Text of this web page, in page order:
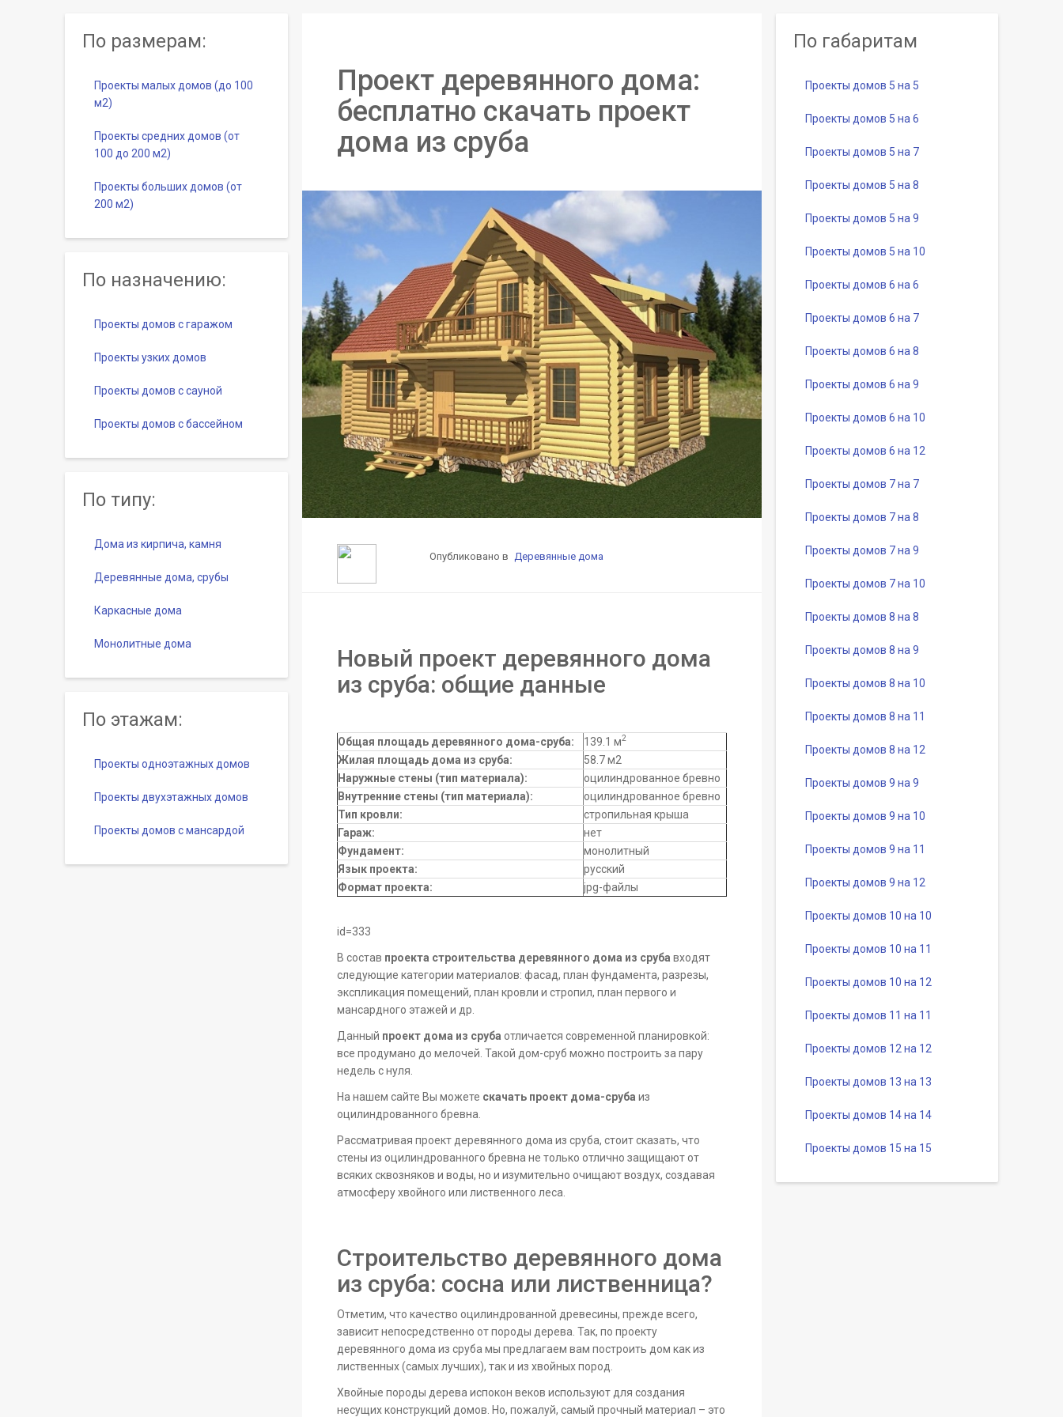
Проект деревянного дома:
бесплатно скачать проект
дома из сруба
Опубликовано в Деревянные дома
Новый проект деревянного дома
из сруба: общие данные
Общая площадь деревянного дома-сруба: 139.1 м2
Жилая площадь дома из сруба:
58.7 м2
Наружные стены (тип материала):
оцилиндрованное бревно
Внутренние стены (тип материала):
оцилиндрованное бревно
Тип кровли:
стропильная крыша
Гараж:
нет
Фундамент:
монолитный
Язык проекта:
русский
Формат проекта:
jpg-файлы
id=333
В состав проекта строительства деревянного дома из сруба входят
следующие категории материалов: фасад, план фундамента, разрезы,
экспликация помещений, план кровли и стропил, план первого и
мансардного этажей и др.
Данный проект дома из сруба отличается современной планировкой:
все продумано до мелочей. Такой дом-сруб можно построить за пару
недель с нуля.
На нашем сайте Вы можете скачать проект дома-сруба из
оцилиндрованного бревна.
Рассматривая проект деревянного дома из сруба, стоит сказать, что
стены из оцилиндрованного бревна не только отлично защищают от
всяких сквозняков и воды, но и изумительно очищают воздух, создавая
атмосферу хвойного или лиственного леса.
Строительство деревянного дома
из сруба: сосна или лиственница?
Отметим, что качество оцилиндрованной древесины, прежде всего,
зависит непосредственно от породы дерева. Так, по проекту
деревянного дома из сруба мы предлагаем вам построить дом как из
лиственных (самых лучших), так и из хвойных пород.
Хвойные породы дерева испокон веков используют для создания
несущих конструкций домов. Но, пожалуй, самый прочный материал – это
По размерам:
Проекты малых домов (до 100
м2)
Проекты средних домов (от
100 до 200 м2)
Проекты больших домов (от
200 м2)
По назначению:
Проекты домов с гаражом
Проекты узких домов
Проекты домов с сауной
Проекты домов с бассейном
По типу:
Дома из кирпича, камня
Деревянные дома, срубы
Каркасные дома
Монолитные дома
По этажам:
Проекты одноэтажных домов
Проекты двухэтажных домов
Проекты домов с мансардой
По габаритам
Проекты домов 5 на 5
Проекты домов 5 на 6
Проекты домов 5 на 7
Проекты домов 5 на 8
Проекты домов 5 на 9
Проекты домов 5 на 10
Проекты домов 6 на 6
Проекты домов 6 на 7
Проекты домов 6 на 8
Проекты домов 6 на 9
Проекты домов 6 на 10
Проекты домов 6 на 12
Проекты домов 7 на 7
Проекты домов 7 на 8
Проекты домов 7 на 9
Проекты домов 7 на 10
Проекты домов 8 на 8
Проекты домов 8 на 9
Проекты домов 8 на 10
Проекты домов 8 на 11
Проекты домов 8 на 12
Проекты домов 9 на 9
Проекты домов 9 на 10
Проекты домов 9 на 11
Проекты домов 9 на 12
Проекты домов 10 на 10
Проекты домов 10 на 11
Проекты домов 10 на 12
Проекты домов 11 на 11
Проекты домов 12 на 12
Проекты домов 13 на 13
Проекты домов 14 на 14
Проекты домов 15 на 15